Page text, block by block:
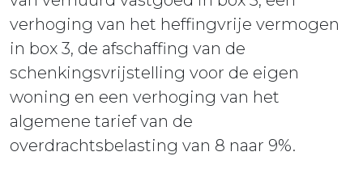
verhoging van het heffingvrije vermogen
in box 3, de afschaffing van de
schenkingsvrijstelling voor de eigen
woning en een verhoging van het
algemene tarief van de
overdrachtsbelasting van 8 naar 9%.